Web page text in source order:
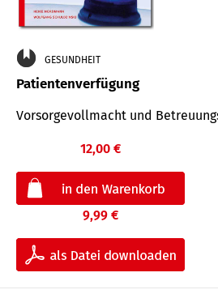
GESUNDHEIT
Patientenverfügung
Vorsorgevollmacht und
12,00 €
9,99 €